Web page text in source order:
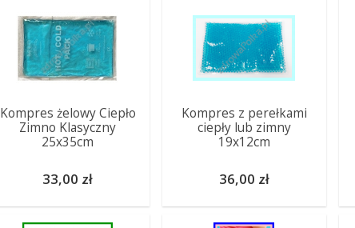
Kompres żelowy Ciepło
Zimno Klasyczny
25x35cm
33,00 zł
Kompres z perełkami
ciepły lub zimny
19x12cm
36,00 zł